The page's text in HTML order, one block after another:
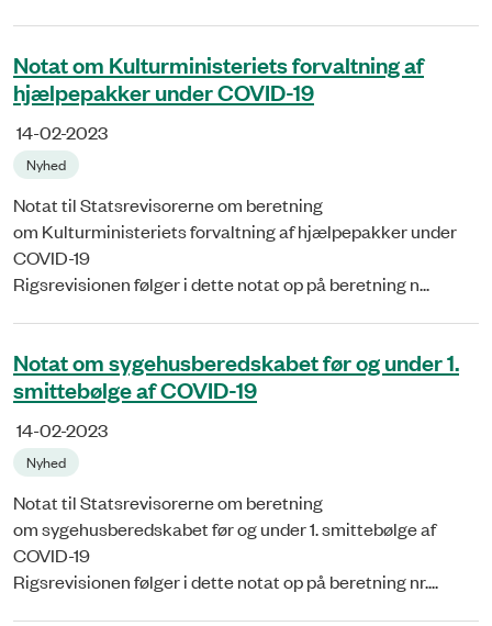
Notat om Kulturministeriets forvaltning af
hjælpepakker under COVID-19
14-02-2023
Nyhed
Notat til Statsrevisorerne om beretning
om Kulturministeriets forvaltning af hjælpepakker under
COVID-19
Rigsrevisionen følger i dette notat op på beretning n...
Notat om sygehusberedskabet før og under 1.
smittebølge af COVID-19
14-02-2023
Nyhed
Notat til Statsrevisorerne om beretning
om sygehusberedskabet før og under 1. smittebølge af
COVID-19
Rigsrevisionen følger i dette notat op på beretning nr....